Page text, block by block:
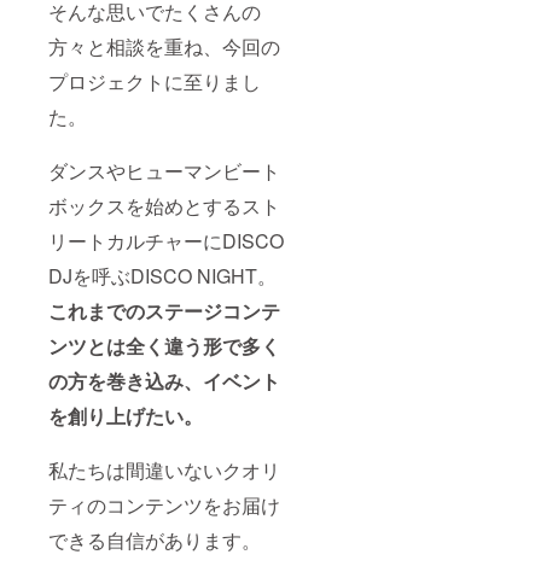
そんな思いでたくさんの
方々と相談を重ね、今回の
プロジェクトに至りまし
た。
ダンスやヒューマンビート
ボックスを始めとするスト
リートカルチャーにDISCO
DJを呼ぶDISCO NIGHT。
これまでのステージコンテ
ンツとは全く違う形で多く
の方を巻き込み、イベント
を創り上げたい。
私たちは間違いないクオリ
ティのコンテンツをお届け
できる自信があります。